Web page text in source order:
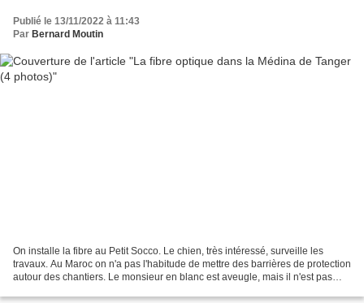
Publié le 13/11/2022 à 11:43
Par Bernard Moutin
On installe la fibre au Petit Socco. Le chien, très intéressé, surveille les
travaux. Au Maroc on n'a pas l'habitude de mettre des barrières de protection
autour des chantiers. Le monsieur en blanc est aveugle, mais il n'est pas